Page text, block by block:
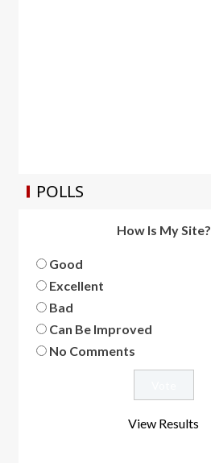
POLLS
How Is My Site?
Good
Excellent
Bad
Can Be Improved
No Comments
View Results